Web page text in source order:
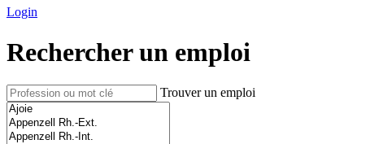
Login
Rechercher un emploi
Trouver un emploi